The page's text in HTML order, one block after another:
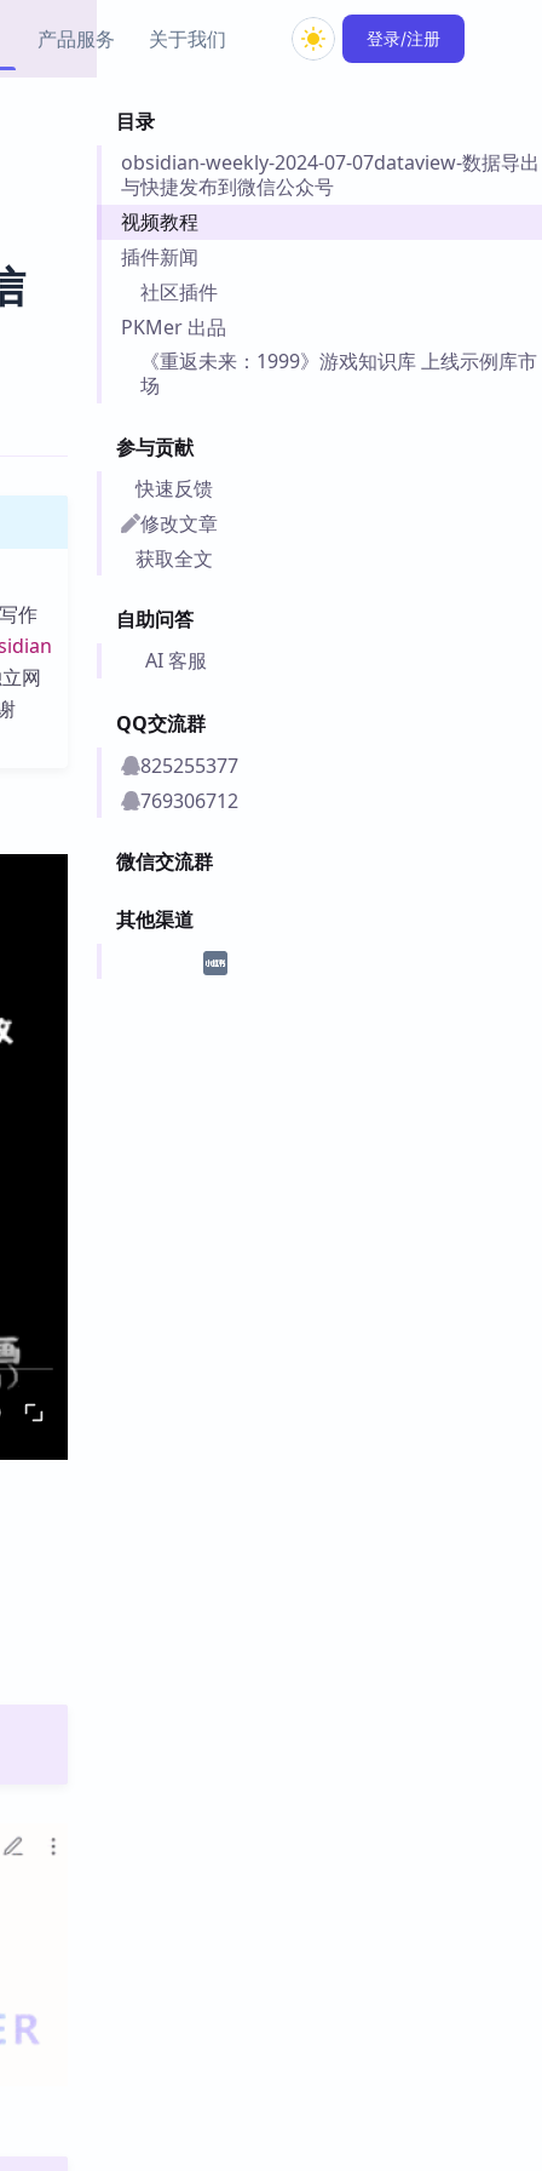
产品服务
思维导图插件
出品的闪念笔记
实例库
Obsidian 教程
基础用法、插件与外观
Zotero 教程
关于我们 登录/注册
目录
obsidian-weekly-2024-07-07dataview-数据导出
与快捷发布到微信公众号
视频教程
插件新闻
社区插件
PKMer 出品
《重返未来：1999》游戏知识库 上线示例库市
场
参与贡献
快速反馈
修改文章
获取全文
自助问答
AI 客服
QQ交流群
825255377
769306712
微信交流群
其他渠道
作
网